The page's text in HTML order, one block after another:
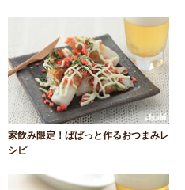
家飲み限定！ぱぱっと作るおつまみレ
シピ